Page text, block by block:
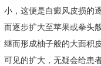
小，这便是白癜风皮损的
而逐步扩大至苹果或拳头
继而形成柚子般的大面积
可见的扩大，无疑会给患